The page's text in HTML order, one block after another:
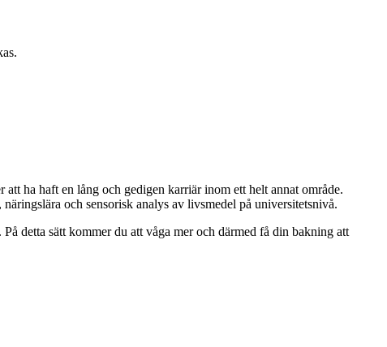
ha haft en lång och gedigen karriär inom ett helt annat område.
och sensorisk analys av livsmedel på universitetsnivå.
detta sätt kommer du att våga mer och därmed få din bakning att